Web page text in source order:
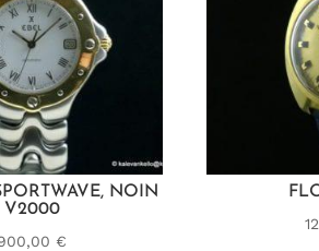
NOIN
V2000
€